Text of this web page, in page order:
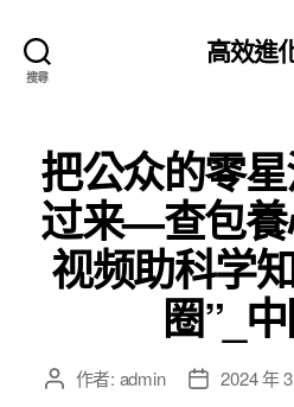
搜尋
高效進
把公众的零
过来—查包
视频助科学
圈”_
文 作者: admin
文 2024 年